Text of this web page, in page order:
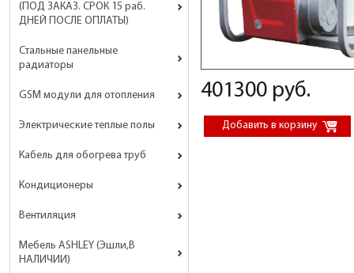
(ПОД ЗАКАЗ. СРОК 15 раб.
ДНЕЙ ПОСЛЕ ОПЛАТЫ)
Стальные панельные
радиаторы
GSM модули для отопления
Электрические теплые полы
Кабель для обогрева труб
Кондиционеры
Вентиляция
Мебель ASHLEY (Эшли,В
НАЛИЧИИ)
401300 руб.